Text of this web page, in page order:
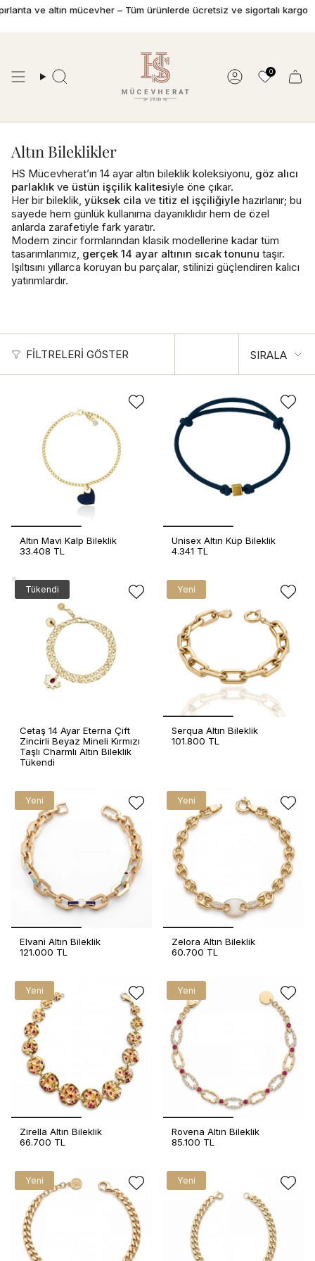
İçeriğe
geç
Ara Hesap
0
ve altın mücevher – Tüm ürünlerde ücretsiz ve sigortalı kargo
Altın Bileklikler
HS Mücevherat’ın 14 ayar altın bileklik koleksiyonu, göz alıcı
parlaklık ve üstün işçilik kalitesiyle öne çıkar.
Her bir bileklik, yüksek cila vetitiz el işçiliğiyle hazırlanır; bu
sayede hem günlük kullanıma dayanıklıdır hem de özel
anlarda zarafetiyle fark yaratır.
Modern zincir formlarından klasik modellerine kadar tüm
tasarımlarımız, gerçek 14 ayar altının sıcak tonunu taşır.
Işıltısını yıllarca koruyan bu parçalar, stilinizi güçlendiren kalıcı
yatırımlardır.
FILTRELERI GÖSTER Sırala
SIRALA
Altın Mavi Kalp Bileklik
33.408 TL
Unisex Altın Küp Bileklik
4.341 TL
Tükendi
Cetaş 14 Ayar Eterna Çift
Zincirli Beyaz Mineli Kırmızı
Taşlı Charmlı Altın Bileklik
Tükendi
Yeni
Serqua Altın Bileklik
101.800 TL
Yeni
Elvani Altın Bileklik
121.000 TL
Yeni
Zelora Altın Bileklik
60.700 TL
Yeni
Zirella Altın Bileklik
66.700 TL
Yeni
Rovena Altın Bileklik
85.100 TL
Yeni Yeni